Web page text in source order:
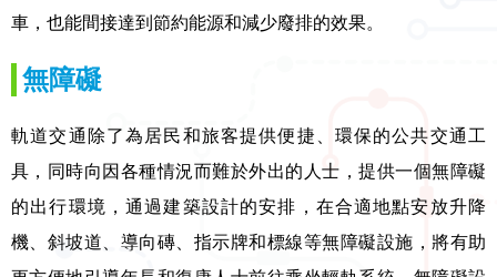
車，也能間接達到節約能源和減少廢排的效果。
無障礙
軌道交通除了為居民和旅客提供便捷、環保的公共交通工
具，同時向因各種情況而難於外出的人士，提供一個無障礙
的出行環境，通過建築設計的安排，在合適地點安放升降
機、斜坡道、導向磚、指示牌和標線等無障礙設施，將有助